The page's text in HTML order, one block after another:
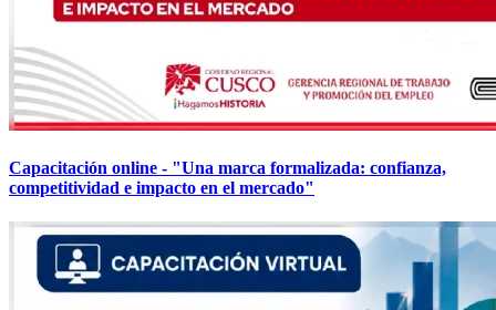
Capacitación online - "Una marca formalizada: confianza,
competitividad e impacto en el mercado"